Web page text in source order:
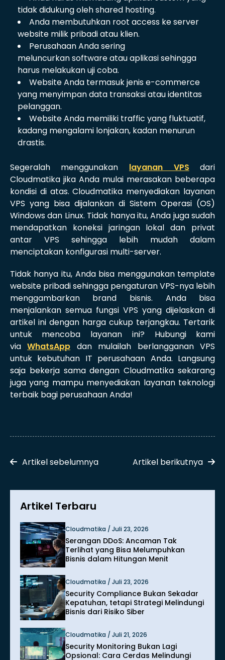
tidak didukung oleh shared hosting.
Anda membutuhkan root access ke server
website milik pribadi atau klien.
Perusahaan Anda sering
meluncurkan software atau aplikasi sehingga
harus melakukan uji coba.
Website Anda termasuk jenis e-commerce
yang menyimpan data transaksi atau identitas
pelanggan.
Website Anda memiliki traffic yang fluktuatif,
kadang mengalami lonjakan, kadan menurun
drastis.
Segeralah menggunakan layanan VPS dari
Cloudmatika jika Anda mulai merasakan beberapa
kondisi di atas. Cloudmatika menyediakan layanan
VPS yang bisa dijalankan di Sistem Operasi (OS)
Windows dan Linux. Tidak hanya itu, Anda juga sudah
mendapatkan koneksi jaringan lokal dan privat
antar VPS sehingga lebih mudah dalam
menciptakan konfigurasi multi-server.
Tidak hanya itu, Anda bisa menggunakan template
website pribadi sehingga pengaturan VPS-nya lebih
menggambarkan brand bisnis. Anda bisa
menjalankan semua fungsi VPS yang dijelaskan di
artikel ini dengan harga cukup terjangkau. Tertarik
untuk mencoba layanan ini? Hubungi kami
viaWhatsApp dan mulailah berlangganan VPS
untuk kebutuhan IT perusahaan Anda. Langsung
saja bekerja sama dengan Cloudmatika sekarang
juga yang mampu menyediakan layanan teknologi
terbaik bagi perusahaan Anda!
Artikel sebelumnya Artikel berikutnya
Artikel Terbaru
Cloudmatika / Juli 23, 2026
Serangan DDoS: Ancaman Tak
Terlihat yang Bisa Melumpuhkan
Bisnis dalam Hitungan Menit
Cloudmatika / Juli 23, 2026
Security Compliance Bukan Sekadar
Kepatuhan, tetapi Strategi Melindungi
Bisnis dari Risiko Siber
Cloudmatika / Juli 21, 2026
Security Monitoring Bukan Lagi
Opsional: Cara Cerdas Melindungi